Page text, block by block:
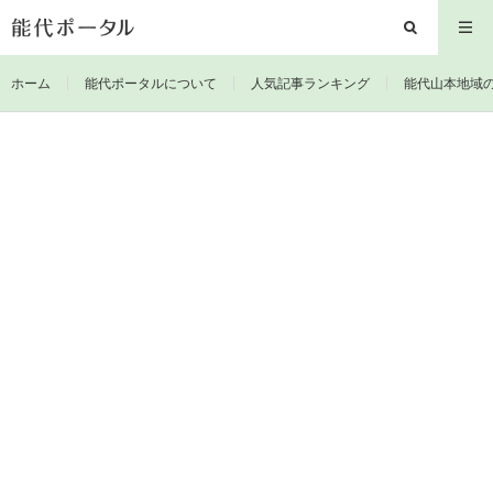
ホーム 能代ポータルについて 人気記事ランキング 能代山本地域